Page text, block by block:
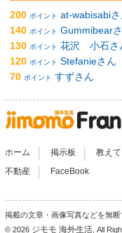
200 ポイント at-wabisabiさ
140 ポイント Gummibear
130 ポイント 花沢 小石さ
120 ポイント Stefanieさん
70 ポイント すずさん
ホーム 掲示板 教え
不動産 | FaceBook
掲載の文章・画像写真などを無
© 2026 ジモモ 海外生活 , All